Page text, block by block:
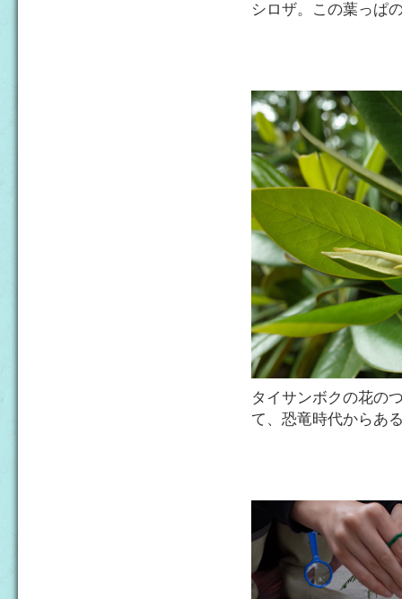
シロザ。この葉っぱ
タイサンボクの花の
て、恐竜時代からあ